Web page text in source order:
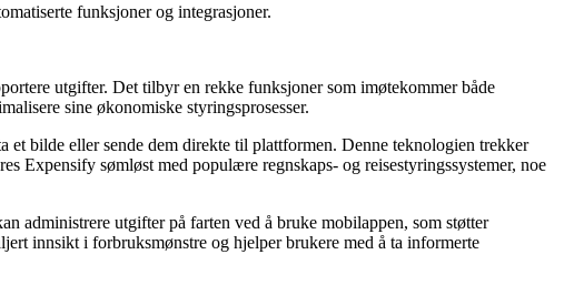
funksjoner og integrasjoner.
utgifter. Det tilbyr en rekke funksjoner som imøtekommer både
sine økonomiske styringsprosesser.
bilde eller sende dem direkte til plattformen. Denne teknologien trekker
Expensify sømløst med populære regnskaps- og reisestyringssystemer, noe
administrere utgifter på farten ved å bruke mobilappen, som støtter
innsikt i forbruksmønstre og hjelper brukere med å ta informerte